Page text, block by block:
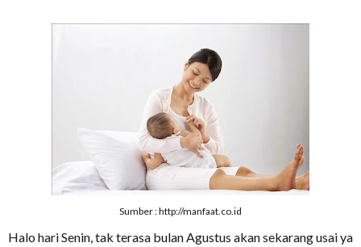
Sumber : http://manfaat.co.id
Halo hari Senin, tak terasa bulan Agustus akan sekarang usai ya